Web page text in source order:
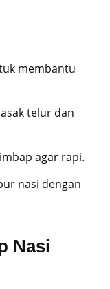
membantu
telur dan
agar rapi.
nasi dengan
Nasi